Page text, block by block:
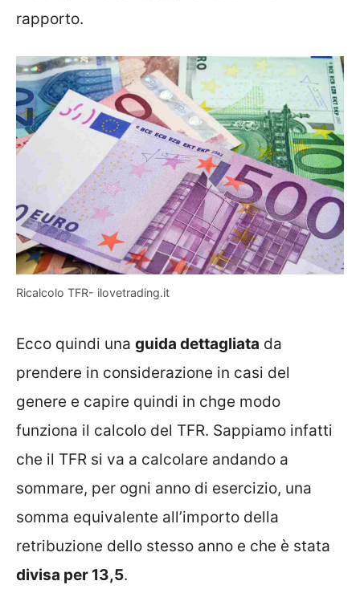
rapporto.
Ricalcolo TFR- ilovetrading.it
Ecco quindi una guida dettagliata da
prendere in considerazione in casi del
genere e capire quindi in chge modo
funziona il calcolo del TFR. Sappiamo infatti
che il TFR si va a calcolare andando a
sommare, per ogni anno di esercizio, una
somma equivalente all’importo della
retribuzione dello stesso anno e che è stata
divisa per 13,5.